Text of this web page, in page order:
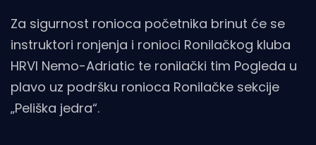
Za sigurnost ronioca početnika brinut će se
instruktori ronjenja i ronioci Ronilačkog kluba
HRVI Nemo-Adriatic te ronilački tim Pogleda u
plavo uz podršku ronioca Ronilačke sekcije
„Peliška jedra“.